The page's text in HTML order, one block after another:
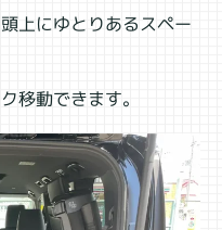
上にゆとりあるスペー
移動できます。